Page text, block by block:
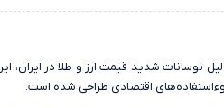
نوسانات شدید قیمت ارز و طلا در ایران،
اقتصادی طراحی شده است.